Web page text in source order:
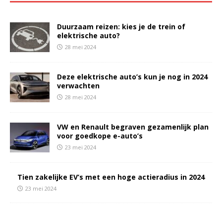
Duurzaam reizen: kies je de trein of
elektrische auto?
28 mei 2024
Deze elektrische auto’s kun je nog in 2024
verwachten
28 mei 2024
VW en Renault begraven gezamenlijk plan
voor goedkope e-auto’s
23 mei 2024
Tien zakelijke EV’s met een hoge actieradius in 2024
23 mei 2024